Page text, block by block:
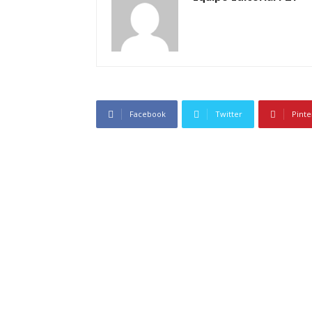
Facebook Twitter